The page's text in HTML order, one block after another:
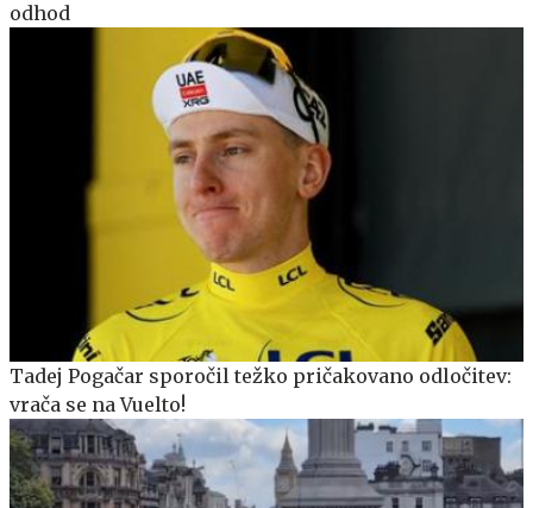
odhod
Tadej Pogačar sporočil težko pričakovano odločitev:
vrača se na Vuelto!